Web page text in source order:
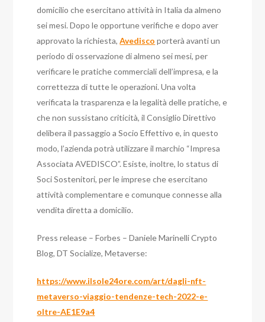
domicilio che esercitano attività in Italia da almeno
sei mesi. Dopo le opportune verifiche e dopo aver
approvato la richiesta,Avedisco porterà avanti un
periodo di osservazione di almeno sei mesi, per
verificare le pratiche commerciali dell’impresa, e la
correttezza di tutte le operazioni. Una volta
verificata la trasparenza e la legalità delle pratiche, e
che non sussistano criticità, il Consiglio Direttivo
delibera il passaggio a Socio Effettivo e, in questo
modo, l’azienda potrà utilizzare il marchio “Impresa
Associata AVEDISCO”. Esiste, inoltre, lo status di
Soci Sostenitori, per le imprese che esercitano
attività complementare e comunque connesse alla
vendita diretta a domicilio.
Press release – Forbes – Daniele Marinelli Crypto
Blog, DT Socialize, Metaverse:
https://www.ilsole24ore.com/art/dagli-nft-
metaverso-viaggio-tendenze-tech-2022-e-
oltre-AE1E9a4